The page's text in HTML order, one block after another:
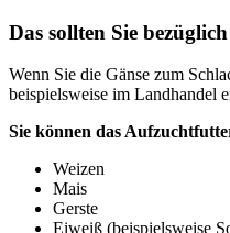
Das sollten Sie
Wenn Sie die Gänse zum
beispielsweise im Landhandel
Sie können das
Weizen
Mais
Gerste
Eiweiß (beispielsweise